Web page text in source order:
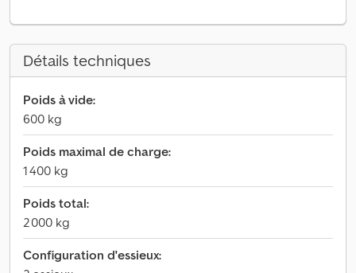
Détails techniques
Poids à vide:
600 kg
Poids maximal de charge:
1 400 kg
Poids total:
2 000 kg
Configuration d'essieux: